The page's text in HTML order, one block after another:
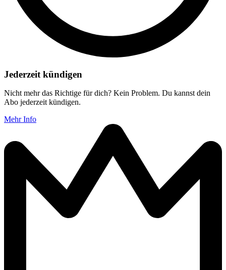
Jederzeit kündigen
Nicht mehr das Richtige für dich? Kein Problem. Du kannst dein
Abo jederzeit kündigen.
Mehr Info